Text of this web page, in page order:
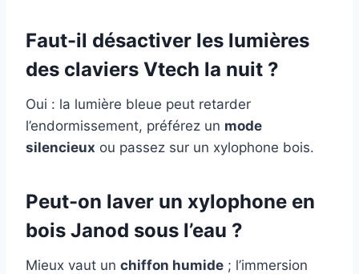
Faut-il désactiver les lumières
des claviers Vtech la nuit ?
Oui : la lumière bleue peut retarder
l’endormissement, préférez un mode
silencieux ou passez sur un xylophone bois.
Peut-on laver un xylophone en
bois Janod sous l’eau ?
Mieux vaut un chiffon humide ; l’immersion